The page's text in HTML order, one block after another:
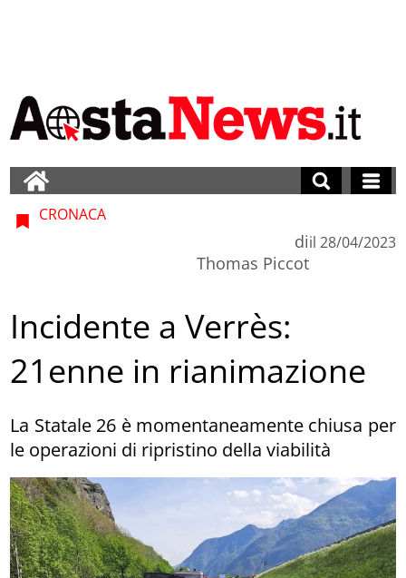
CRONACA
di
Thomas Piccot
il 28/04/2023
Incidente a Verrès:
21enne in rianimazione
La Statale 26 è momentaneamente chiusa per
le operazioni di ripristino della viabilità